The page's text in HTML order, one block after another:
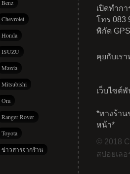
Benz
Chevrolet
Honda
ISUZU
Mazda
Mitsubishi
Ora
Ranger Rover
Toyota
ข่าวสารจากร้าน
เปิดทำก
โทร 083
พิกัด
คุยกับเร
เว็บไซต์
*ทางร้าน
หน้า*
© 2018
สปอยเล